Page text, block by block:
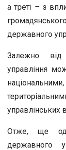
а треті – з
державного
Залежно
управління
управлінських
Отже, ще
державного